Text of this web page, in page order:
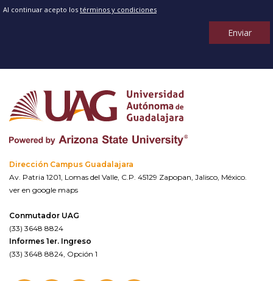
Al continuar acepto los términos y condiciones
Enviar
Dirección Campus Guadalajara
Av. Patria 1201, Lomas del Valle, C.P. 45129 Zapopan, Jalisco, México.
ver en google maps
Conmutador UAG
(33) 3648 8824
Informes 1er. Ingreso
(33) 3648 8824, Opción 1